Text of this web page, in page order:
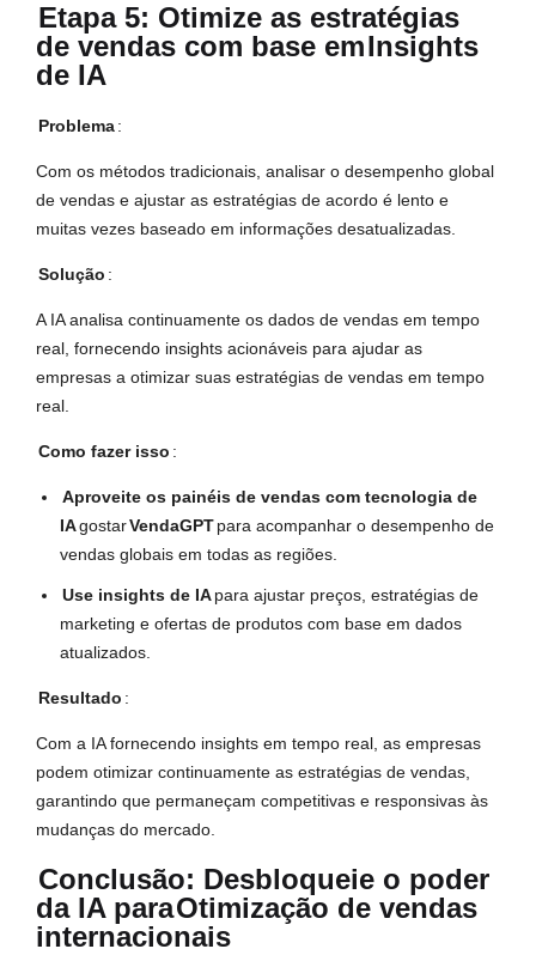
Etapa 5: Otimize as estratégias
de vendas com base emInsights
de IA
Problema:
Com os métodos tradicionais, analisar o desempenho global
de vendas e ajustar as estratégias de acordo é lento e
muitas vezes baseado em informações desatualizadas.
Solução :
A IA analisa continuamente os dados de vendas em tempo
real, fornecendo insights acionáveis para ajudar as
empresas a otimizar suas estratégias de vendas em tempo
real.
Como fazer isso :
Aproveite os painéis de vendas com tecnologia de
IAgostarVendaGPTpara acompanhar o desempenho de
vendas globais em todas as regiões.
Use insights de IApara ajustar preços, estratégias de
marketing e ofertas de produtos com base em dados
atualizados.
Resultado :
Com a IA fornecendo insights em tempo real, as empresas
podem otimizar continuamente as estratégias de vendas,
garantindo que permaneçam competitivas e responsivas às
mudanças do mercado.
Conclusão: Desbloqueie o poder
da IA paraOtimização de vendas
internacionais